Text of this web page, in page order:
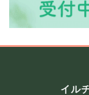
イル
8月が始まり